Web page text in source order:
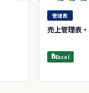
管理表
売上管理表
Excel